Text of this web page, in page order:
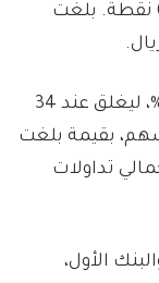
ليغلق عند 10640 نقطة، بزيادة قدرها 65 نقطة. بلغت
ارتفع سهم أرامكو السعودية بنسبة 1 %، ليغلق عند 34
نحو 15 مليون سهم، بقيمة بلغت
يعادل 10 % من إجمالي تداولات
الأول،